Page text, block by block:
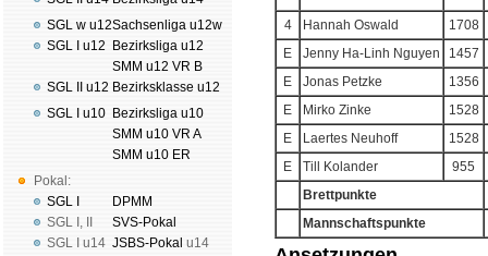
SGL w u12
SGL I u12
SGL II u12
SGL I u10
Pokal:
SGL I
SGL I ,
SGL I
u14
Sachsenliga u12w
Bezirksliga u12
SMM u12 VR B
Bezirksklasse u12
Bezirksliga u10
SMM u10 VR A
SMM u10 ER
DPMM
SVS-Pokal
JSBS-Pokal u14
4 Hannah Oswald
1708
E
Jenny Ha-Linh Nguyen
1457
E
Jonas Petzke
1356
E
Mirko Zinke
1528
E
Laertes Neuhoff
1528
E
Till Kolander
955
Brettpunkte
Mannschaftspunkte